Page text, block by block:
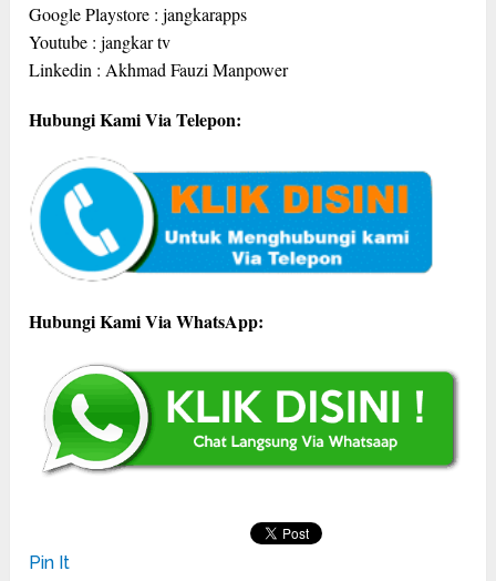
Google Playstore : jangkarapps
Youtube : jangkar tv
Linkedin : Akhmad Fauzi Manpower
Hubungi Kami Via Telepon:
Hubungi Kami Via WhatsApp:
Pin It